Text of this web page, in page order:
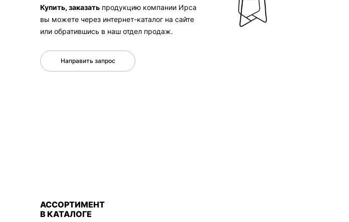
Купить, заказать продукцию компании Ирса
вы можете через интернет-каталог на сайте
или обратившись в наш отдел продаж.
Направить запрос
АССОРТИМЕНТ
В КАТАЛОГЕ